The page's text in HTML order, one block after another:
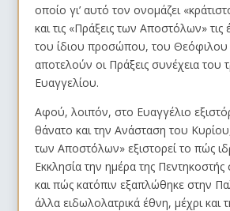
οποίο γι’ αυτό τον ονομάζει
και τις «Πράξεις των Αποστόλων» τις
του ίδιου προσώπου, του Θεόφιλου
αποτελούν οι Πράξεις συνέχεια του
Ευαγγελίου.
Αφού, λοιπόν, στο Ευαγγέλιο
θάνατο και την Ανάσταση του
των Αποστόλων» εξιστορεί το πώς
Εκκλησία την ημέρα της
και πώς κατόπιν εξαπλώθηκε στην
άλλα ειδωλολατρικά έθνη, μέχρι και